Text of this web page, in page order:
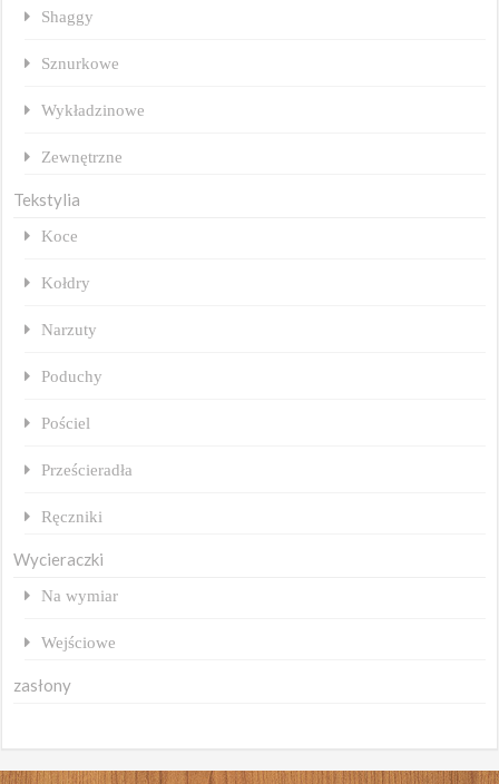
Shaggy
Sznurkowe
Wykładzinowe
Zewnętrzne
Tekstylia
Koce
Kołdry
Narzuty
Poduchy
Pościel
Prześcieradła
Ręczniki
Wycieraczki
Na wymiar
Wejściowe
zasłony